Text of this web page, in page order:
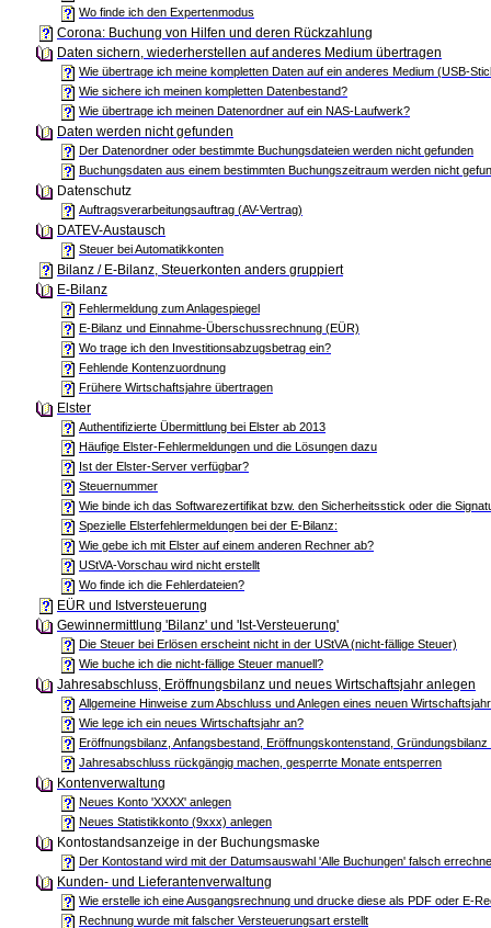
Wo finde ich den Expertenmodus
Corona: Buchung von Hilfen und deren Rückzahlung
Daten sichern, wiederherstellen auf anderes Medium übertragen
Wie übertrage ich meine kompletten Daten auf ein anderes Medium (USB-
Wie sichere ich meinen kompletten Datenbestand?
Wie übertrage ich meinen Datenordner auf ein NAS-Laufwerk?
Daten werden nicht gefunden
Der Datenordner oder bestimmte Buchungsdateien werden nicht gefunden
Buchungsdaten aus einem bestimmten Buchungszeitraum werden nicht
Datenschutz
Auftragsverarbeitungsauftrag (AV-Vertrag)
DATEV-Austausch
Steuer bei Automatikkonten
Bilanz / E-Bilanz, Steuerkonten anders gruppiert
E-Bilanz
Fehlermeldung zum Anlagespiegel
E-Bilanz und Einnahme-Überschussrechnung (EÜR)
Wo trage ich den Investitionsabzugsbetrag ein?
Fehlende Kontenzuordnung
Frühere Wirtschaftsjahre übertragen
Elster
Authentifizierte Übermittlung bei Elster ab 2013
Häufige Elster-Fehlermeldungen und die Lösungen dazu
Ist der Elster-Server verfügbar?
Steuernummer
Wie binde ich das Softwarezertifikat bzw. den Sicherheitsstick oder die
Spezielle Elsterfehlermeldungen bei der E-Bilanz:
Wie gebe ich mit Elster auf einem anderen Rechner ab?
UStVA-Vorschau wird nicht erstellt
Wo finde ich die Fehlerdateien?
EÜR und Istversteuerung
Gewinnermittlung 'Bilanz' und 'Ist-Versteuerung'
Die Steuer bei Erlösen erscheint nicht in der UStVA (nicht-fällige Steuer)
Wie buche ich die nicht-fällige Steuer manuell?
Jahresabschluss, Eröffnungsbilanz und neues Wirtschaftsjahr anlegen
Allgemeine Hinweise zum Abschluss und Anlegen eines neuen
Wie lege ich ein neues Wirtschaftsjahr an?
Eröffnungsbilanz, Anfangsbestand, Eröffnungskontenstand, Gründungsbilanz
Jahresabschluss rückgängig machen, gesperrte Monate entsperren
Kontenverwaltung
Neues Konto 'XXXX' anlegen
Neues Statistikkonto (9xxx) anlegen
Kontostandsanzeige in der Buchungsmaske
Der Kontostand wird mit der Datumsauswahl 'Alle Buchungen' falsch
Kunden- und Lieferantenverwaltung
Wie erstelle ich eine Ausgangsrechnung und drucke diese als PDF oder E-
Rechnung wurde mit falscher Versteuerungsart erstellt